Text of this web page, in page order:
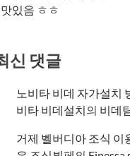
맛있음 ㅎㅎ
신 댓글
노비타 비데 자가설치
비타 비데설치의 비데
거제 벨버디아 조식 이